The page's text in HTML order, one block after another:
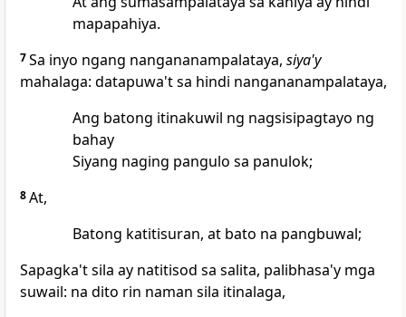
mapapahiya.
7Sa inyo ngang nangananampalataya, siya'y
mahalaga: datapuwa't sa hindi nangananampalataya,
Ang batong itinakuwil ng nagsisipagtayo ng
bahay
Siyang naging pangulo sa panulok;
8At,
Batong katitisuran, at bato na pangbuwal;
Sapagka't sila ay natitisod sa salita, palibhasa'y mga
suwail: na dito rin naman sila itinalaga,